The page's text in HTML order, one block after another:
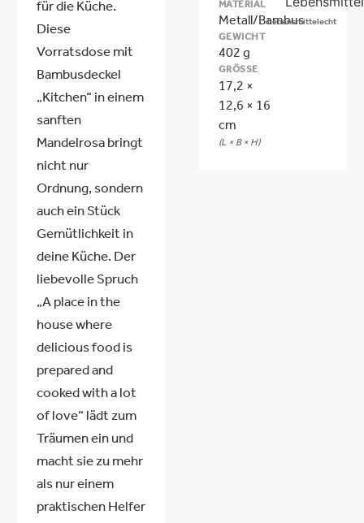
für die Küche.
Diese
Vorratsdose mit
Bambusdeckel
„Kitchen“ in einem
sanften
Mandelrosa bringt
nicht nur
Ordnung, sondern
auch ein Stück
Gemütlichkeit in
deine Küche. Der
liebevolle Spruch
„A place in the
house where
delicious food is
prepared and
cooked with a lot
of love“ lädt zum
Träumen ein und
macht sie zu mehr
als nur einem
praktischen Helfer
MATERIAL
Metall/Bambus
GEWICHT
402 g
GRÖSSE
17,2 ×
12,6 × 16
cm
(L × B × H)
Lebensmittelecht